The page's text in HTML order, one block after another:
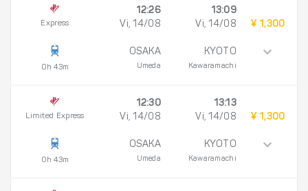
Express
0h 43m
12:26
Vi, 14/08
OSAKA
Umeda
13:09
Vi, 14/08
KYOTO
Kawaramachi
¥ 1,300
Limited Express
0h 43m
12:30
Vi, 14/08
OSAKA
Umeda
13:13
Vi, 14/08
KYOTO
Kawaramachi
¥ 1,300